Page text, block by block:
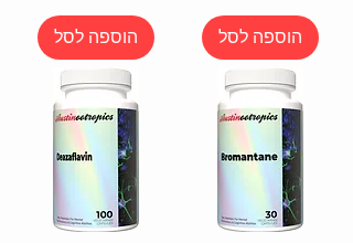
הוספה לסל הוספה לסל